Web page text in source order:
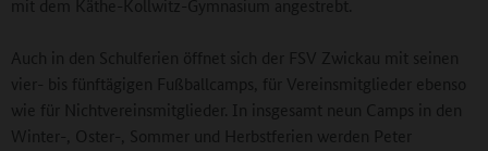
mit dem Käthe-Kollwitz-Gymnasium angestrebt.
Auch in den Schulferien öffnet sich der FSV Zwickau mit seinen
vier- bis fünftägigen Fußballcamps, für Vereinsmitglieder ebenso
wie für Nichtvereinsmitglieder. In insgesamt neun Camps in den
Winter-, Oster-, Sommer und Herbstferien werden Peter